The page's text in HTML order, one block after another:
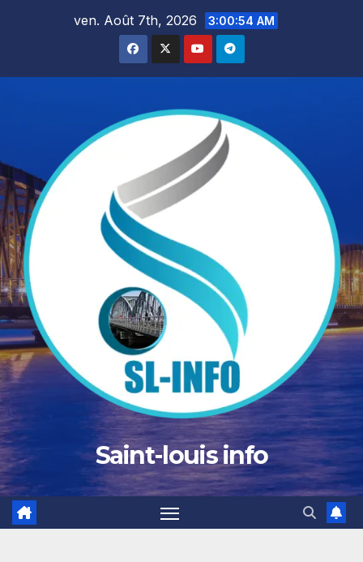
ven. Août 7th, 2026 3:00:55 AM
Saint-louis info